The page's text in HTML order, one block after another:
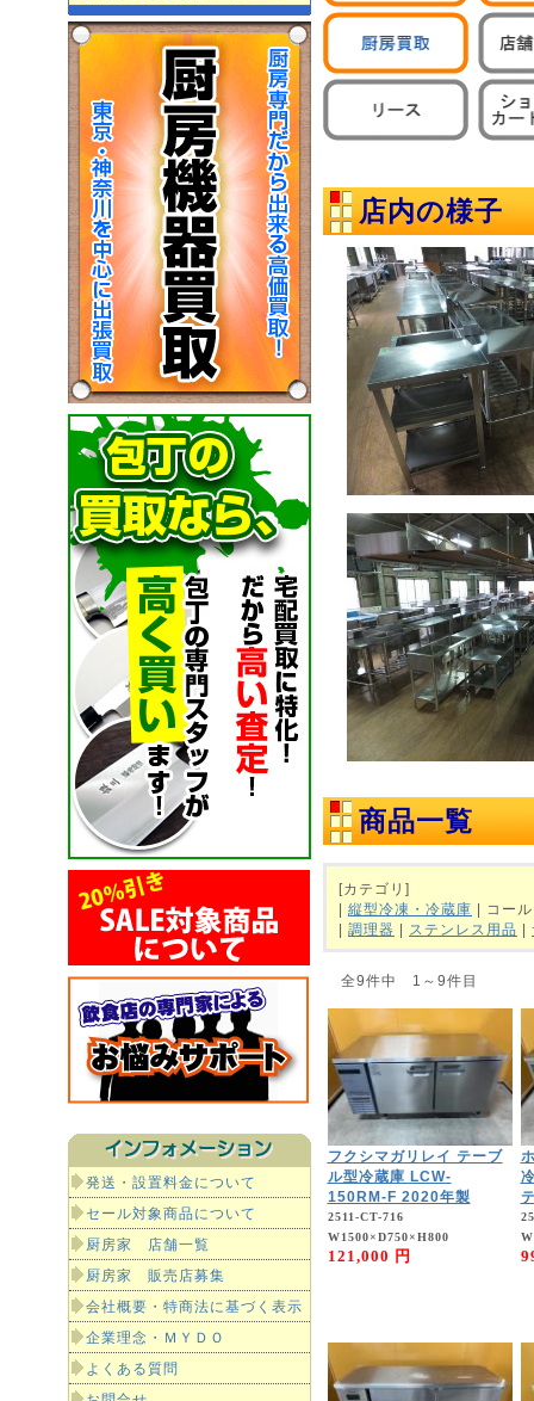
発送・設置料金について
セール対象商品について
厨房家 店舗一覧
厨房家 販売店募集
会社概要・特商法に基づく表示
企業理念・ＭＹＤＯ
よくある質問
店内の様子
商品一覧
[カテゴリ]
| 縦型冷凍・冷蔵庫 | コー
| 調理器 | ステンレス用品 |
全9件中 1～9件目
フクシマガリレイ テーブ
ル型冷蔵庫 LCW-
150RM-F 2020年製
2511-CT-716
W1500×D750×H800
121,000 円